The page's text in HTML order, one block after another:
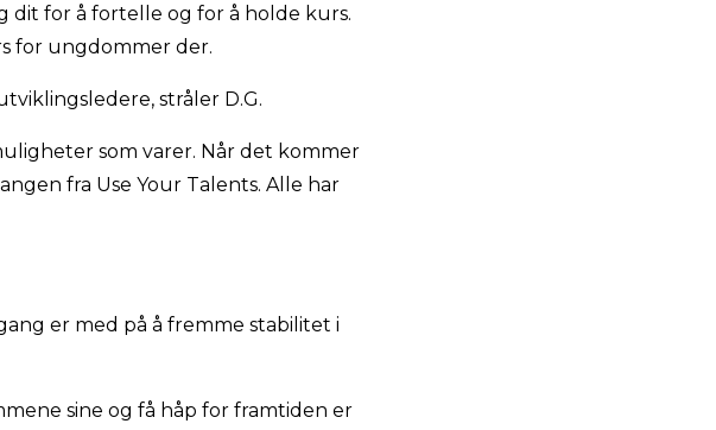
dit for å fortelle og for å holde kurs.
for ungdommer der.
stråler D.G.
som varer. Når det kommer
fra Use Your Talents. Alle har
er med på å fremme stabilitet i
sine og få håp for framtiden er